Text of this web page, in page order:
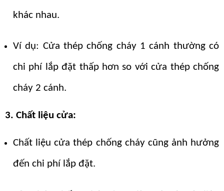
khác nhau.
Ví dụ: Cửa thép chống cháy 1 cánh thường có
chi phí lắp đặt thấp hơn so với cửa thép chống
cháy 2 cánh.
3. Chất liệu cửa:
Chất liệu cửa thép chống cháy cũng ảnh hưởng
đến chi phí lắp đặt.